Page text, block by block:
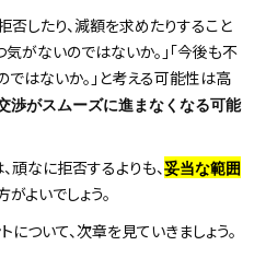
否したり、減額を求めたりすること
がないのではないか。」「今後も不
はないか。」と考える可能性は高
渉がスムーズに進まなくなる可能
頑なに拒否するよりも、 妥当な範囲
がよいでしょう。
ついて、次章を見ていきましょう。